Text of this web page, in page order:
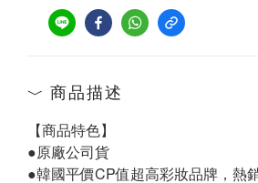
商品描述
【商品特色】
●原廠公司貨
●韓國平價CP值超高彩妝品牌，熱